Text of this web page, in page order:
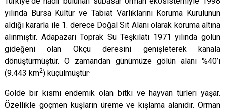
yılında Bursa Kültür ve Tabiat Varlıklarını Koruma Kurulunun
aldığı kararla ile 1. derece Doğal Sit Alanı olarak koruma altına
alınmıştır. Adapazarı Toprak Su Teşkilatı 1971 yılında gölün
gideğeni olan Okçu deresini genişleterek kanala
dönüştürmüştür. O zamandan günümüze gölün alanı %40’ı
(9.443 km2) küçülmüştür.
Gölde bir kısmıendemik olan bitki ve hayvan türleri yaşar.
Özellikle göçmen kuşların üreme ve kışlama alanıdır. Orman